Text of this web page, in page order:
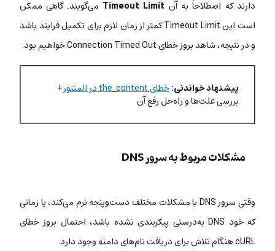
دارند که اصطلاحاً به آن Timeout Limit می‌گویند. گاهی ممکن
است این Timeout Limit کمتر از زمان لازم برای تکمیل فرایند باشد
و در نتیجه، شاهد بروز خطای Connection Timed Out خواهیم بود.
پیشنهاد خواندنی:خطای the_content در المنتور +
بررسی علت‌ها و راه‌حل رفع آن
مشکلات مربوط به سرور DNS
وقتی سرور DNS با مشکلات مختلف دست‌وپنجه نرم می‌کند، یا زمانی
که خود DNS به‌درستی پیکربندی نشده باشد، احتمال بروز خطای
cURL هنگام تلاش برای دریافت نام‌های دامنه وجود دارد.